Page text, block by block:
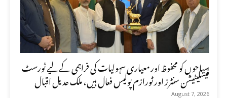
سیاحوں کو محفوظ اور معیاری سہولیات کی فراہمی کے لیے ٹورسٹ
فیسلیٹیشن سنٹرز اور ٹورازم پولیس فعال ہیں، ملک عدیل اقبال
August 7, 2026